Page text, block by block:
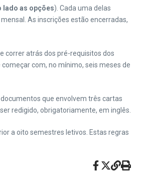
lado as opções). Cada uma delas
As inscrições estão encerradas,
correr atrás dos pré-requisitos dos
com, no mínimo, seis meses de
que envolvem três cartas
redigido, obrigatoriamente, em inglês.
a oito semestres letivos. Estas regras